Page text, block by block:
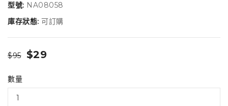
型號: NA08058
庫存狀態: 可訂購
$95 $29
數量